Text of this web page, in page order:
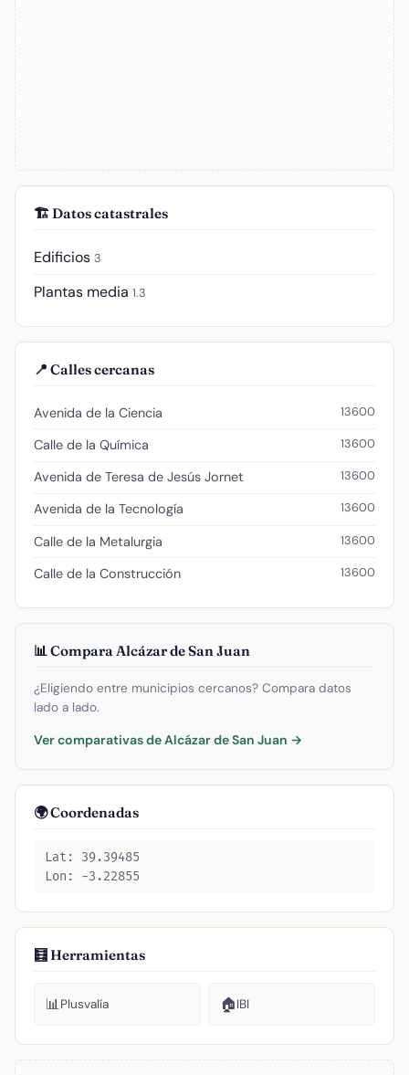
🏗️ Datos catastrales
Edificios 3
Plantas media 1.3
📍 Calles cercanas
Avenida de la Ciencia 13600
Calle de la Química 13600
Avenida de Teresa de Jesús Jornet 13600
Avenida de la Tecnología 13600
Calle de la Metalurgia 13600
Calle de la Construcción 13600
📊 Compara Alcázar de San Juan
¿Eligiendo entre municipios cercanos? Compara datos
lado a lado.
Ver comparativas de Alcázar de San Juan →
🌍 Coordenadas
Lat: 39.39485
Lon: -3.22855
🧮 Herramientas
📊Plusvalía 🏠IBI